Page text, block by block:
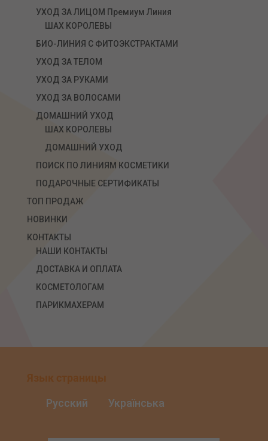
УХОД ЗА ЛИЦОМ Премиум Линия
ШАХ КОРОЛЕВЫ
БИО-ЛИНИЯ С ФИТОЭКСТРАКТАМИ
УХОД ЗА ТЕЛОМ
УХОД ЗА РУКАМИ
УХОД ЗА ВОЛОСАМИ
ДОМАШНИЙ УХОД
ШАХ КОРОЛЕВЫ
ДОМАШНИЙ УХОД
ПОИСК ПО ЛИНИЯМ КОСМЕТИКИ
ПОДАРОЧНЫЕ СЕРТИФИКАТЫ
ТОП ПРОДАЖ
НОВИНКИ
КОНТАКТЫ
НАШИ КОНТАКТЫ
ДОСТАВКА И ОПЛАТА
КОСМЕТОЛОГАМ
ПАРИКМАХЕРАМ
Язык страницы
Русский Українська